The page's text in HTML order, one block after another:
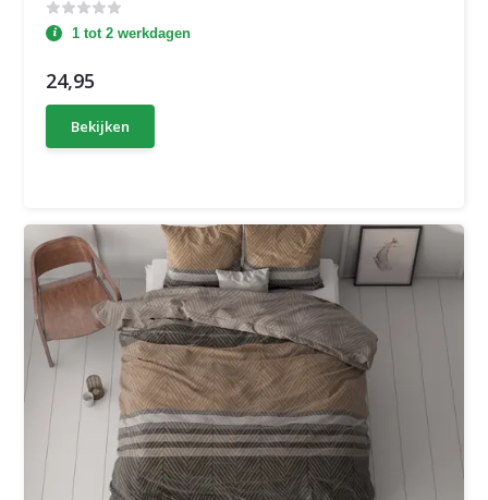
1 tot 2 werkdagen
24,95
Bekijken